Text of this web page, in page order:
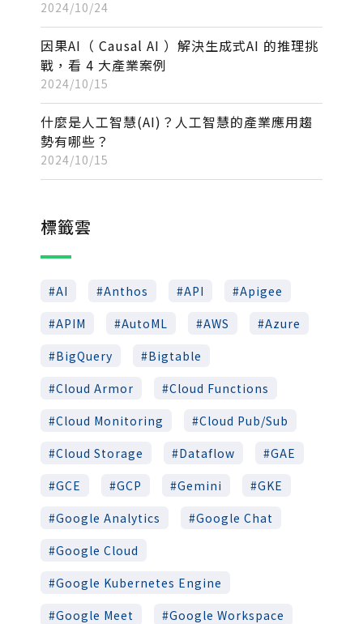
2024/10/24
因果AI（ Causal AI ）解決生成式AI 的推理挑
戰，看 4 大產業案例
2024/10/15
什麼是人工智慧(AI)？人工智慧的產業應用趨
勢有哪些？
2024/10/15
標籤雲
AI Anthos API
Apigee
APIM
AutoML AWS
Azure
BigQuery
Bigtable
Cloud Armor
Cloud Functions
Cloud Monitoring
Cloud Pub/Sub
Cloud Storage
Dataflow
GAE
GCE
GCP Gemini
GKE
Google Analytics
Google Chat
Google Cloud
Google Kubernetes Engine
Google Meet
Google Workspace